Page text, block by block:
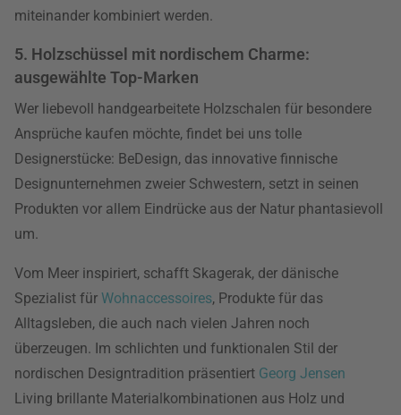
miteinander kombiniert werden.
5. Holzschüssel mit nordischem Charme:
ausgewählte Top-Marken
Wer liebevoll handgearbeitete Holzschalen für besondere
Ansprüche kaufen möchte, findet bei uns tolle
Designerstücke: BeDesign, das innovative finnische
Designunternehmen zweier Schwestern, setzt in seinen
Produkten vor allem Eindrücke aus der Natur phantasievoll
um.
Vom Meer inspiriert, schafft Skagerak, der dänische
Spezialist für Wohnaccessoires, Produkte für das
Alltagsleben, die auch nach vielen Jahren noch
überzeugen. Im schlichten und funktionalen Stil der
nordischen Designtradition präsentiert Georg Jensen
Living brillante Materialkombinationen aus Holz und